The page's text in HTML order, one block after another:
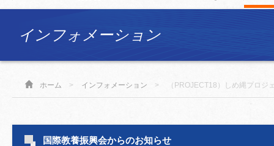
インフォメーション
ホーム > インフォメーション > （PROJECT18）しめ縄プロ
国際教養振興会からのお知らせ